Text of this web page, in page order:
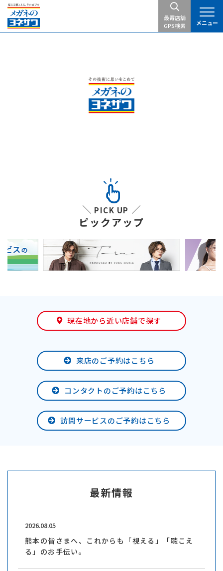
最寄店舗
GPS検索
PICK UP
ピックアップ
現在地から近い店舗で探す
来店のご予約はこちら
コンタクトのご予約はこちら
訪問サービスのご予約はこちら
最新情報
2026.08.05
熊本の皆さまへ、これからも「視える」「聴こえ
る」のお手伝い。
メニュー